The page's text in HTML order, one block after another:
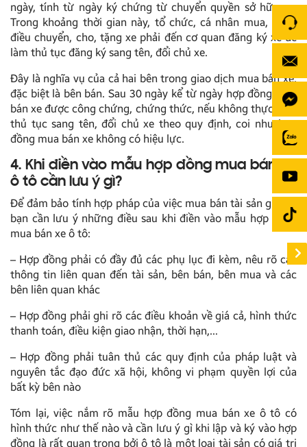
ngày, tính từ ngày ký chứng từ chuyển quyền sở hữu xe.
Trong khoảng thời gian này, tổ chức, cá nhân mua, được
điều chuyển, cho, tặng xe phải đến cơ quan đăng ký xe để
làm thủ tục đăng ký sang tên, đổi chủ xe.
Đây là nghĩa vụ của cả hai bên trong giao dịch mua bán xe,
đặc biệt là bên bán. Sau 30 ngày kể từ ngày hợp đồng mua
bán xe được công chứng, chứng thức, nếu không thực hiện
thủ tục sang tên, đổi chủ xe theo quy định, coi như hợp
đồng mua bán xe không có hiệu lực.
4. Khi điền vào mẫu hợp đồng mua bán xe
ô tô cần lưu ý gì?
Để đảm bảo tính hợp pháp của việc mua bán tài sản giá trị,
bạn cần lưu ý những điều sau khi điền vào mẫu hợp đồng
mua bán xe ô tô:
– Hợp đồng phải có đầy đủ các phụ lục đi kèm, nêu rõ các
thông tin liên quan đến tài sản, bên bán, bên mua và các
bên liên quan khác
– Hợp đồng phải ghi rõ các điều khoản về giá cả, hình thức
thanh toán, điều kiện giao nhận, thời hạn,…
– Hợp đồng phải tuân thủ các quy định của pháp luật và
nguyên tắc đạo đức xã hội, không vi phạm quyền lợi của
bất kỳ bên nào
Tóm lại, việc nắm rõ mẫu hợp đồng mua bán xe ô tô có
hình thức như thế nào và cần lưu ý gì khi lập và ký vào hợp
đồng là rất quan trọng bởi ô tô là một loại tài sản có giá trị